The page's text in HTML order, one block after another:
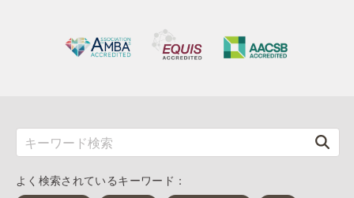
よく検索されているキーワード：